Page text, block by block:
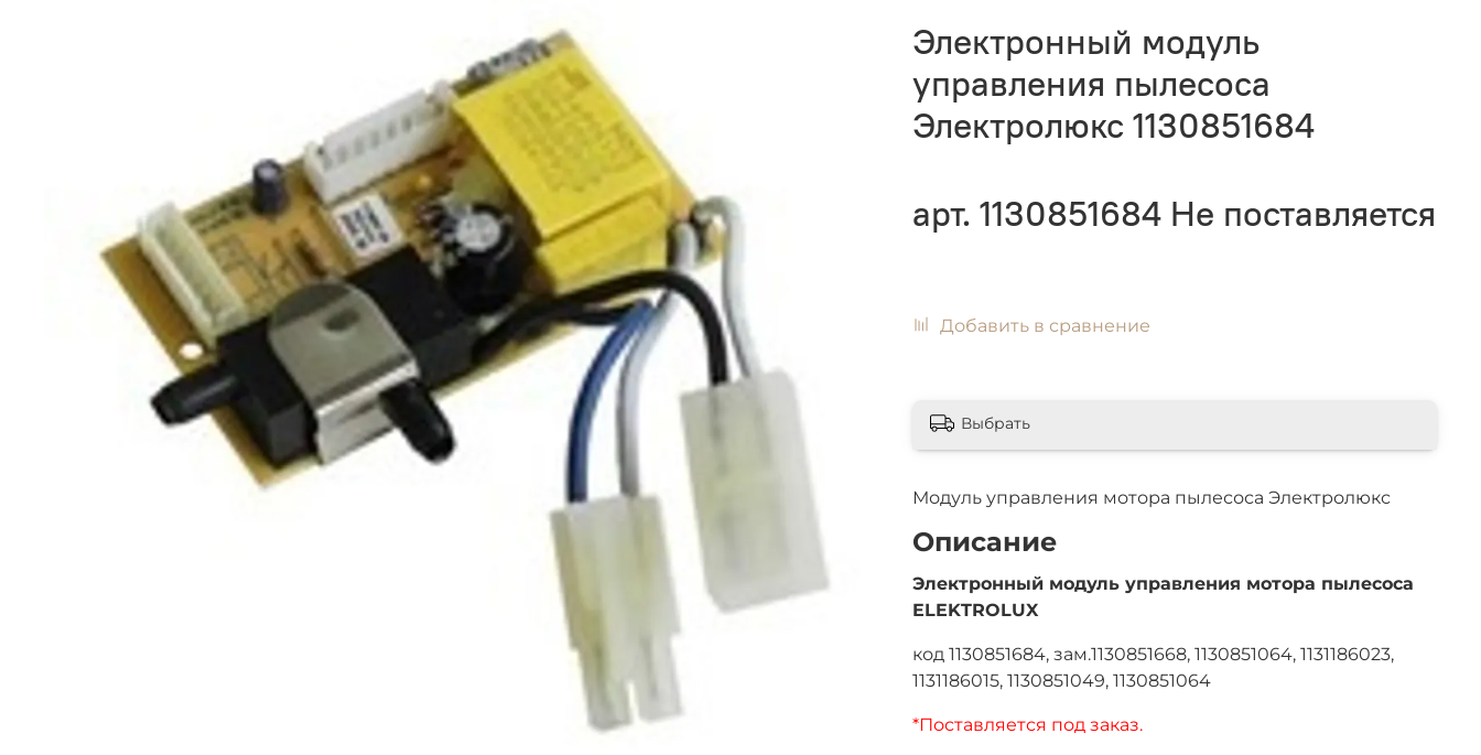
Электронный модуль
управления пылесоса
Электролюкс 1130851684
арт.1130851684 Не поставляется
Добавить в сравнение
Модуль управления мотора пылесоса Электролюкс
Описание
Электронный модуль управления мотора пылесоса
ELEKTROLUX
код 1130851684, зам.1130851668, 1130851064, 1131186023,
1131186015, 1130851049, 1130851064
*Поставляется под заказ.
Выбрать